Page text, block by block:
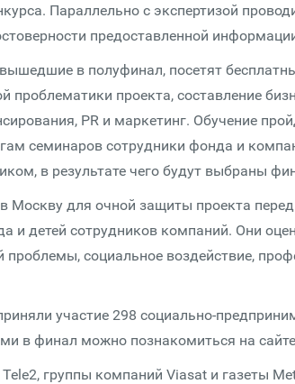
Параллельно с экспертизой
предоставленной
в полуфинал, посетят
проекта, составление
PR и маркетинг. Обучение
семинаров сотрудники фонда и
в результате чего будут выбраны
Москву для очной защиты проекта
и детей сотрудников компаний. Они
социальное воздействие,
участие 298 социально-
в финал можно познакомиться на
группы компаний Viasat и газеты